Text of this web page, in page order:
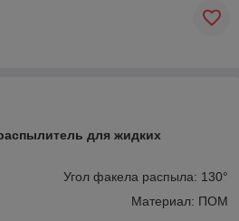
для жидких
Угол факела распыла: 130°
Материал: ПОМ